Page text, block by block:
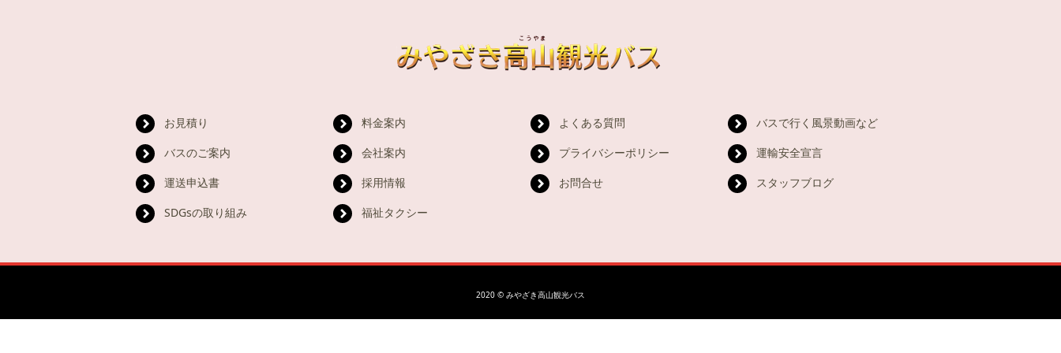
お見積り 料金案内 よくある質問
バスで行く風景動画など
バスのご案内
会社案内 プライバシーポリシー
運輸安全宣言
運送申込書
採用情報 お問合せ
スタッフブログ
SDGsの取り組み
福祉タクシー
2020 © みやざき高山観光バス